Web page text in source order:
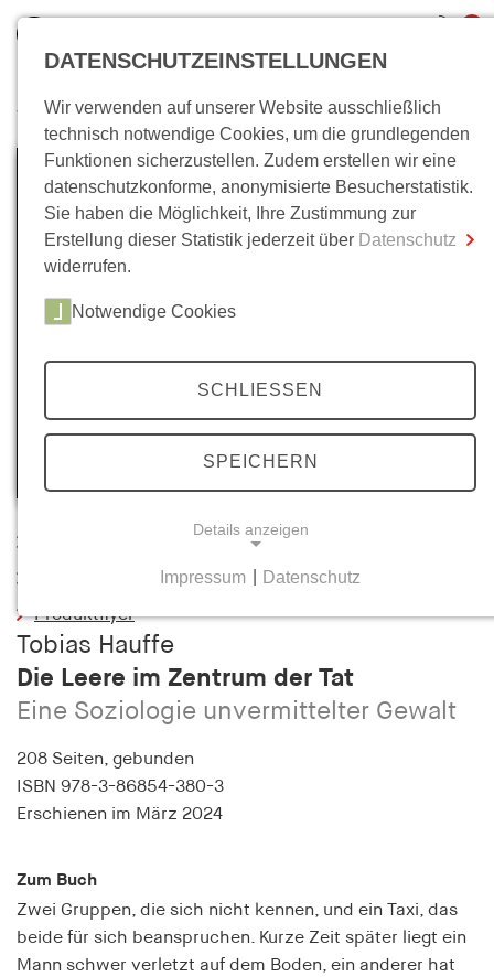
inkl. MwSt.
0,00 €
Zum Warenkorb Zur Kasse
Wo bin ich?
Inhaltsverzeichnis
Produktflyer
Tobias Hauffe
Die Leere im Zentrum der Tat
Eine Soziologie unvermittelter Gewalt
208 Seiten, gebunden
ISBN 978-3-86854-380-3
Erschienen im März 2024
Zum Buch
Zwei Gruppen, die sich nicht kennen, und ein Taxi, das
beide für sich beanspruchen. Kurze Zeit später liegt ein
Mann schwer verletzt auf dem Boden, ein anderer hat
DATENSCHUTZEINSTELLUNGEN
Wir verwenden auf unserer Website ausschließlich
technisch notwendige Cookies, um die grundlegenden
Funktionen sicherzustellen. Zudem erstellen wir eine
datenschutzkonforme, anonymisierte Besucherstatistik.
Sie haben die Möglichkeit, Ihre Zustimmung zur
Erstellung dieser Statistik jederzeit über Datenschutz
widerrufen.
Notwendige Cookies
SCHLIESSEN
SPEICHERN
Details anzeigen
Notwendige Cookies helfen dabei, eine Webseite
nutzbar zu machen, indem sie Grundfunktionen
wie Seitennavigation und Zugriff auf sichere
Bereiche der Webseite ermöglichen. Die Webseite
funktionieren.
cookie_consent
cookie_consent
Anbieter:
hamburger-edition.de
Impressum Datenschutz